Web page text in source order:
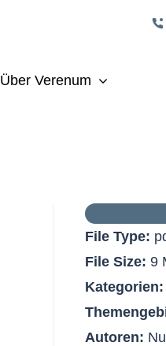
Über Verenum
File Type:
File Size: 9
Kategorien:
Autoren: